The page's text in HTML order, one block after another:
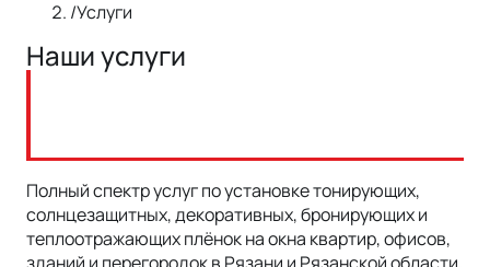
/Услуги
Наши услуги
Полный спектр услуг по установке тонирующих,
солнцезащитных, декоративных, бронирующих и
теплоотражающих плёнок на окна квартир, офисов,
Установка